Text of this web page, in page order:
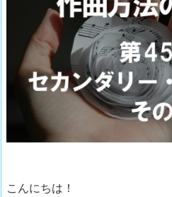
こんにちは！